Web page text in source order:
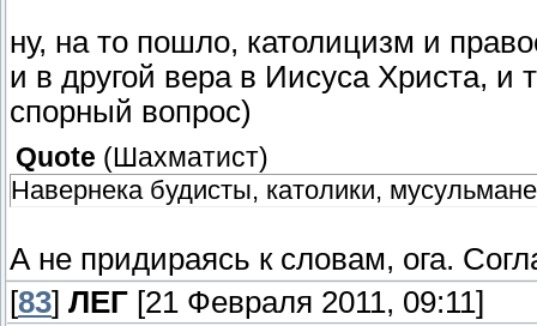
ну, на то пошло, католицизм и
и в другой вера в Иисуса Христа, и
спорный вопрос)
Quote (Шахматист)
Навернека будисты, католики,
А не придираясь к словам, ога.
[83] ЛЕГ [21 Февраля 2011, 09:11]